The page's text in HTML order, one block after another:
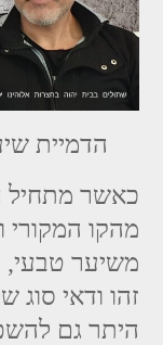
הדמיית
כאשר מתחיל
מהקו המקורי
משיער טבעי,
זהו ודאי סוג
היתר גם